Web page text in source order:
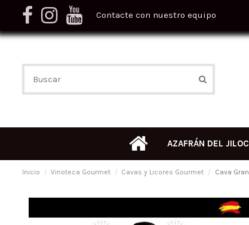
Contacte con nuestro equipo
AZAFRÁN DEL
Inicio Vinoteca Gourmet Cavas y Licores Gourmet Cava